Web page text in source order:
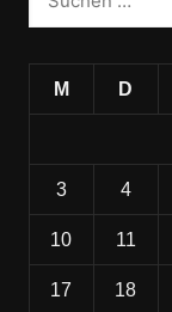
M D
3 4
10 11
17 18